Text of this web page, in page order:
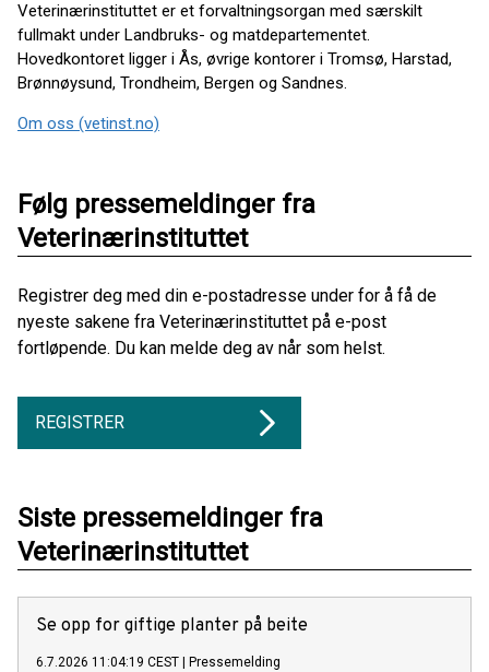
Veterinærinstituttet er et forvaltningsorgan med særskilt
fullmakt under Landbruks- og matdepartementet.
Hovedkontoret ligger i Ås, øvrige kontorer i Tromsø, Harstad,
Brønnøysund, Trondheim, Bergen og Sandnes.
Om oss (vetinst.no)
Følg pressemeldinger fra
Veterinærinstituttet
Registrer deg med din e-postadresse under for å få de
nyeste sakene fra Veterinærinstituttet på e-post
fortløpende. Du kan melde deg av når som helst.
REGISTRER
Siste pressemeldinger fra
Veterinærinstituttet
Se opp for giftige planter på beite
6.7.2026 11:04:19 CEST Pressemelding